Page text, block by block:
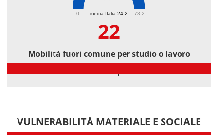
media Italia 24.2
0 73.2
22
Mobilità fuori comune per studio o lavoro
VULNERABILITÀ MATERIALE E SOCIALE